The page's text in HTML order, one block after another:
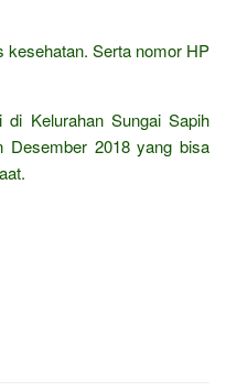
kesehatan. Serta nomor HP
Kelurahan Sungai Sapih
Desember 2018 yang bisa